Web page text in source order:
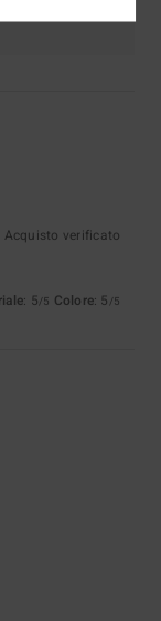
Acquisto verificato
: 5/5 Colore: 5 /5